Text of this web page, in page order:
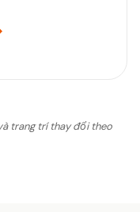
trang trí thay đổi theo